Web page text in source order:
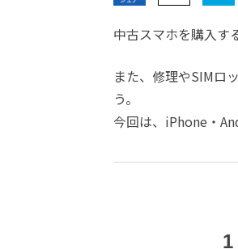
中古スマホを購入す
また、修理やSIMロ
う。
今回は、iPhone・